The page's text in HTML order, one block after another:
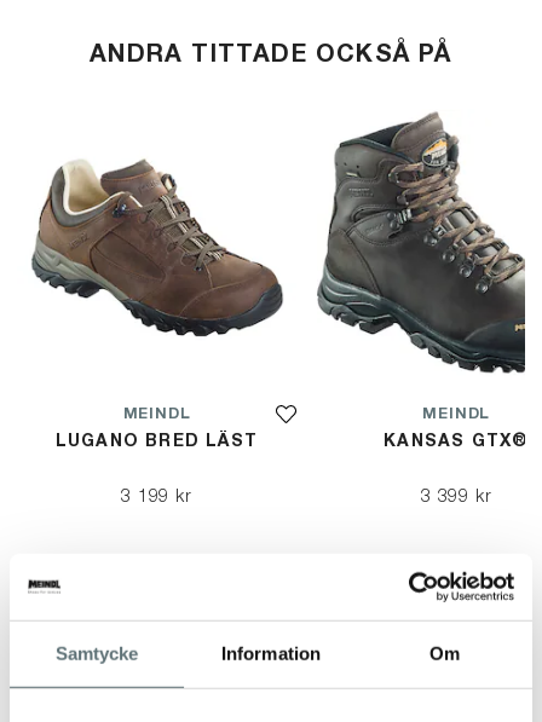
Samtycke Information Om
ANDRA TITTADE OCKSÅ PÅ
MEINDL
LUGANO BRED LÄST
3 199 kr
MEINDL
KANSAS GTX®
3 399 kr